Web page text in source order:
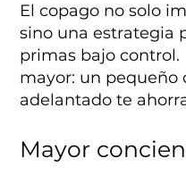
El copago no solo
sino una estrategia
primas bajo control.
mayor: un pequeño
adelantado te
Mayor